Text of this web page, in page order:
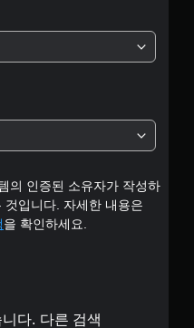
의 인증된 소유자가 작성하
것입니다. 자세한 내용은
을 확인하세요.
다. 다른 검색